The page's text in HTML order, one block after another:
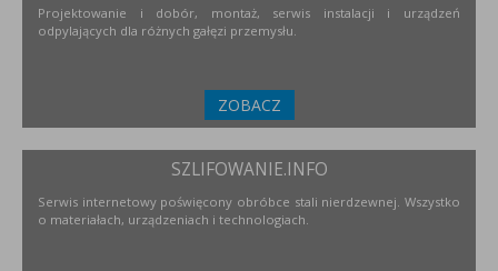
Projektowanie i dobór, montaż, serwis instalacji i urządzeń
odpylających dla różnych gałęzi przemysłu.
ZOBACZ
SZLIFOWANIE.INFO
Serwis internetowy poświęcony obróbce stali nierdzewnej. Wszystko
o materiałach, urządzeniach i technologiach.